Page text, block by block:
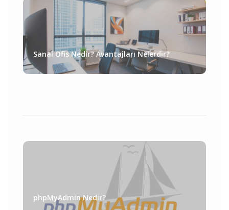
Sanal Ofis Nedir? Avantajları Nelerdir?
phpMyAdmin Nedir?